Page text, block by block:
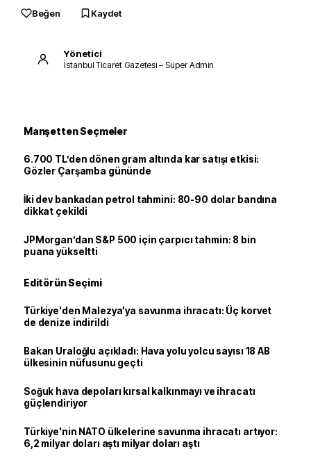
Beğen Kaydet
Yönetici
İstanbul Ticaret Gazetesi – Süper Admin
Manşetten Seçmeler
6.700 TL’den dönen gram altında kar satışı etkisi:
Gözler Çarşamba gününde
İki dev bankadan petrol tahmini: 80-90 dolar bandına
dikkat çekildi
JPMorgan’dan S&P 500 için çarpıcı tahmin: 8 bin
puana yükseltti
Editörün Seçimi
Türkiye'den Malezya'ya savunma ihracatı: Üç korvet
de denize indirildi
Bakan Uraloğlu açıkladı: Hava yolu yolcu sayısı 18 AB
ülkesinin nüfusunu geçti
Soğuk hava depoları kırsal kalkınmayı ve ihracatı
güçlendiriyor
Türkiye'nin NATO ülkelerine savunma ihracatı artıyor:
6,2 milyar doları aştı milyar doları aştı